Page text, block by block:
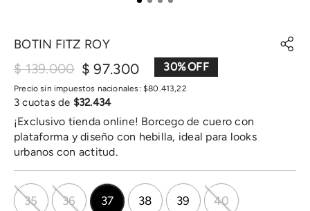
BOTIN FITZ ROY
$ 97.300
$ 139.000 30%
Precio sin impuestos nacionales: $80.413,22
3 cuotas de $32.434
¡Exclusivo tienda online! Borcego de cuero con
plataforma y diseño con hebilla, ideal para looks
urbanos con actitud.
35 36 37 38 39 40